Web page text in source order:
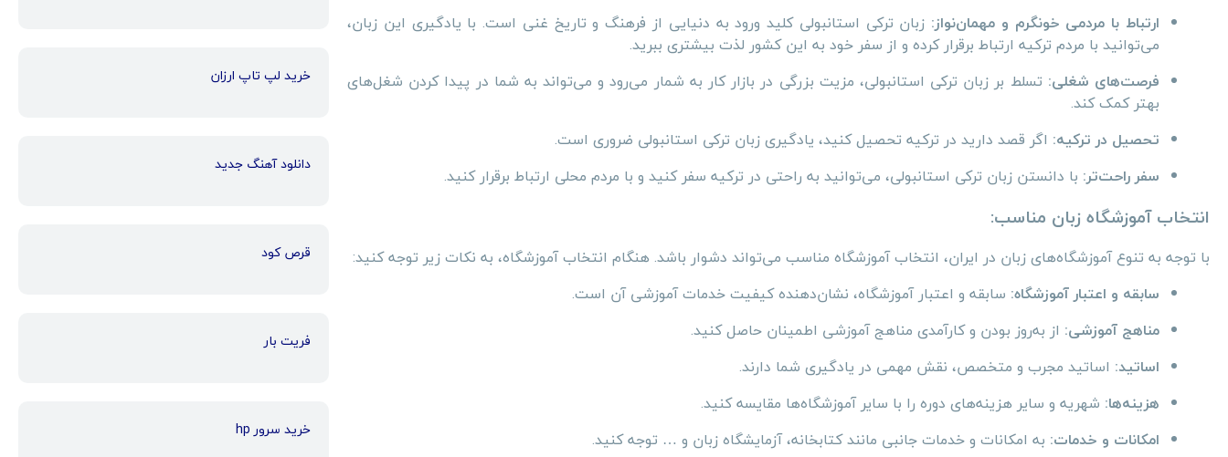
ارتباط با مردمی خونگرم و مهمان‌نواز: زبان ترکی استانبولی کلید ورود به دنیایی از فرهنگ و تاریخ غنی است. با یادگیری این زبان،
می‌توانید با مردم ترکیه ارتباط برقرار کرده و از سفر خود به این کشور لذت بیشتری ببرید.
فرصت‌های شغلی: تسلط بر زبان ترکی استانبولی، مزیت بزرگی در بازار کار به شمار می‌رود و می‌تواند به شما در پیدا کردن شغل‌های
بهتر کمک کند.
تحصیل در ترکیه: اگر قصد دارید در ترکیه تحصیل کنید، یادگیری زبان ترکی استانبولی ضروری است.
سفر راحت‌تر: با دانستن زبان ترکی استانبولی، می‌توانید به راحتی در ترکیه سفر کنید و با مردم محلی ارتباط برقرار کنید.
انتخاب آموزشگاه زبان مناسب:
با توجه به تنوع آموزشگاه‌های زبان در ایران، انتخاب آموزشگاه مناسب می‌تواند دشوار باشد. هنگام انتخاب آموزشگاه، به نکات زیر توجه کنید:
سابقه و اعتبار آموزشگاه: سابقه و اعتبار آموزشگاه، نشان‌دهنده کیفیت خدمات آموزشی آن است.
مناهج آموزشی: از به‌روز بودن و کارآمدی مناهج آموزشی اطمینان حاصل کنید.
اساتید: اساتید مجرب و متخصص، نقش مهمی در یادگیری شما دارند.
هزینه‌ها: شهریه و سایر هزینه‌های دوره را با سایر آموزشگاه‌ها مقایسه کنید.
امکانات و خدمات: به امکانات و خدمات جانبی مانند کتابخانه، آزمایشگاه زبان و … توجه کنید.
خرید لپ تاپ ارزان
دانلود آهنگ جدید
قرص کود
فریت بار
خرید سرور hp